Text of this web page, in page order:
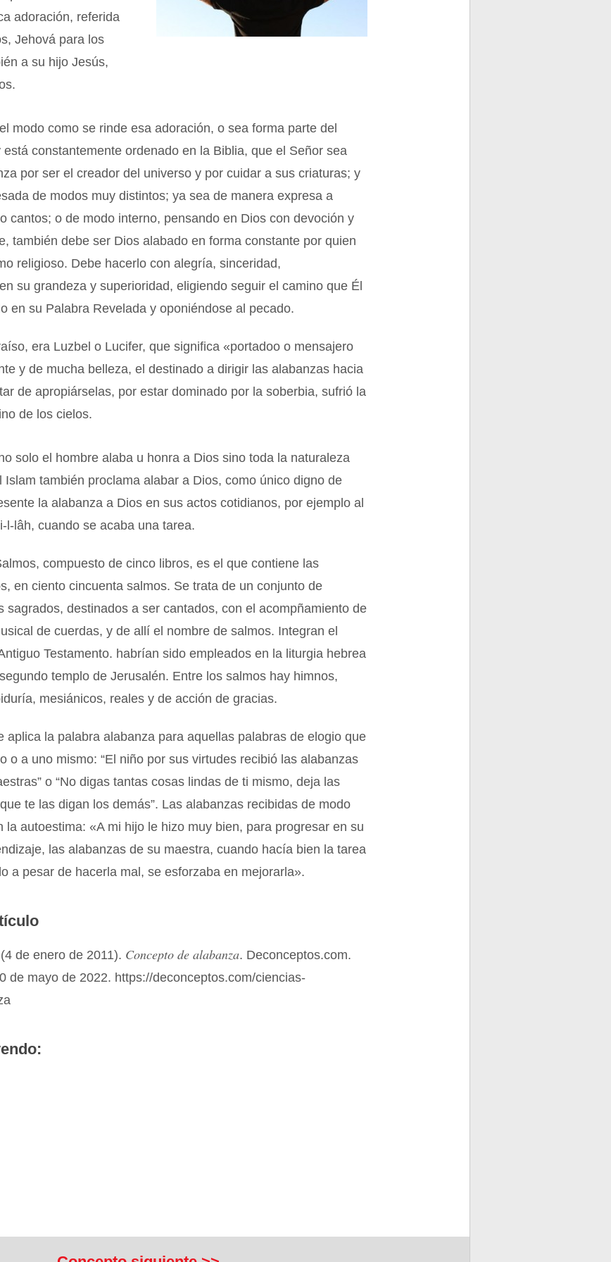
adoración, referida
Jehová para los
a su hijo Jesús,
modo como se rinde esa adoración, o sea forma parte del
constantemente ordenado en la Biblia, que el Señor sea
por ser el creador del universo y por cuidar a sus criaturas; y
de modos muy distintos; ya sea de manera expresa a
cantos; o de modo interno, pensando en Dios con devoción y
también debe ser Dios alabado en forma constante por quien
religioso. Debe hacerlo con alegría, sinceridad,
su grandeza y superioridad, eligiendo seguir el camino que Él
en su Palabra Revelada y oponiéndose al pecado.
era Luzbel o Lucifer, que significa «portadoo o mensajero
y de mucha belleza, el destinado a dirigir las alabanzas hacia
de apropiárselas, por estar dominado por la soberbia, sufrió la
de los cielos.
solo el hombre alaba u honra a Dios sino toda la naturaleza
Islam también proclama alabar a Dios, como único digno de
la alabanza a Dios en sus actos cotidianos, por ejemplo al
l-lâh, cuando se acaba una tarea.
compuesto de cinco libros, es el que contiene las
en ciento cincuenta salmos. Se trata de un conjunto de
sagrados, destinados a ser cantados, con el acompñamiento de
de cuerdas, y de allí el nombre de salmos. Integran el
Testamento. habrían sido empleados en la liturgia hebrea
templo de Jerusalén. Entre los salmos hay himnos,
mesiánicos, reales y de acción de gracias.
aplica la palabra alabanza para aquellas palabras de elogio que
o a uno mismo: “El niño por sus virtudes recibió las alabanzas
o “No digas tantas cosas lindas de ti mismo, deja las
te las digan los demás”. Las alabanzas recibidas de modo
la autoestima: «A mi hijo le hizo muy bien, para progresar en su
las alabanzas de su maestra, cuando hacía bien la tarea
a pesar de hacerla mal, se esforzaba en mejorarla».
de enero de 2011). Concepto de alabanza. Deconceptos.com.
de mayo de 2022. https://deconceptos.com/ciencias-